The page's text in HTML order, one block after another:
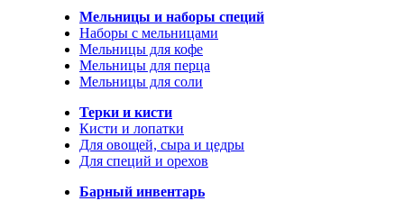
Мельницы и наборы специй
Наборы с мельницами
Мельницы для кофе
Мельницы для перца
Мельницы для соли
Терки и кисти
Кисти и лопатки
Для овощей, сыра и цедры
Для специй и орехов
Барный инвентарь